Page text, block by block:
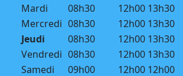
Mardi
08h30 12h00 13h30
Mercredi 08h30 12h00 13h30
Jeudi
08h30 12h00 13h30
Vendredi 08h30 12h00 13h30
Samedi
09h00 12h00 12h00